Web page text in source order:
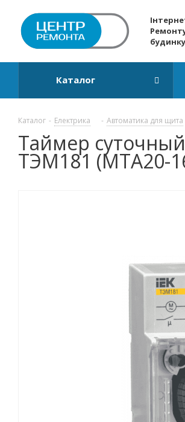
будинку
Каталог
Каталог - Електрика - Автоматика для щита
Таймер суточный
ТЭМ181 (MTA20-